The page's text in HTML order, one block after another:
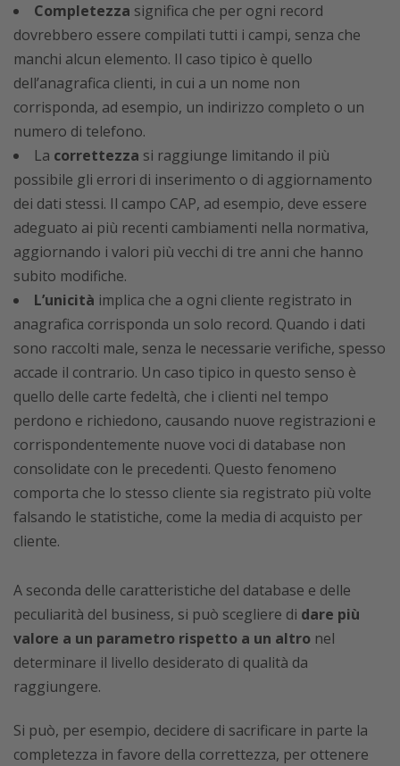
Completezza significa che per ogni record
dovrebbero essere compilati tutti i campi, senza che
manchi alcun elemento. Il caso tipico è quello
dell’anagrafica clienti, in cui a un nome non
corrisponda, ad esempio, un indirizzo completo o un
numero di telefono.
La correttezza si raggiunge limitando il più
possibile gli errori di inserimento o di aggiornamento
dei dati stessi. Il campo CAP, ad esempio, deve essere
adeguato ai più recenti cambiamenti nella normativa,
aggiornando i valori più vecchi di tre anni che hanno
subito modifiche.
L’unicità implica che a ogni cliente registrato in
anagrafica corrisponda un solo record. Quando i dati
sono raccolti male, senza le necessarie verifiche, spesso
accade il contrario. Un caso tipico in questo senso è
quello delle carte fedeltà, che i clienti nel tempo
perdono e richiedono, causando nuove registrazioni e
corrispondentemente nuove voci di database non
consolidate con le precedenti. Questo fenomeno
comporta che lo stesso cliente sia registrato più volte
falsando le statistiche, come la media di acquisto per
cliente.
A seconda delle caratteristiche del database e delle
peculiarità del business, si può scegliere di dare più
valore a un parametro rispetto a un altro nel
determinare il livello desiderato di qualità da
raggiungere.
Si può, per esempio, decidere di sacrificare in parte la
completezza in favore della correttezza, per ottenere